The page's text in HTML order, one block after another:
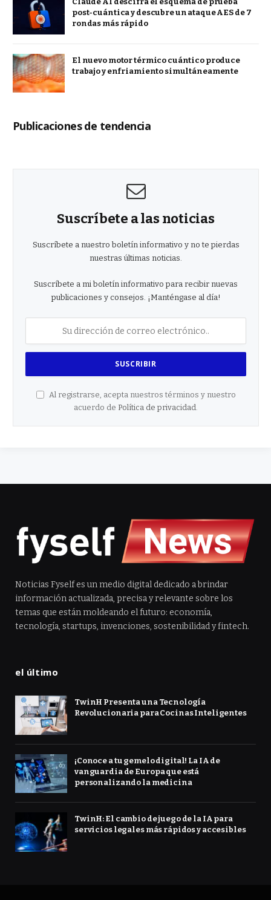
post-cuántica y descubre un ataque AES de 7
rondas más rápido
El nuevo motor térmico cuántico produce
trabajo y enfriamiento simultáneamente
Publicaciones de tendencia
Suscríbete a las noticias
Suscríbete a nuestro boletín informativo y no te pierdas
nuestras últimas noticias.
Suscríbete a mi boletín informativo para recibir nuevas
publicaciones y consejos. ¡Manténgase al día!
Al registrarse, acepta nuestros términos y nuestro
acuerdo de Política de privacidad.
Noticias Fyself es un medio digital dedicado a brindar
información actualizada, precisa y relevante sobre los
temas que están moldeando el futuro: economía,
tecnología, startups, invenciones, sostenibilidad y fintech.
el último
TwinH Presenta una Tecnología
Revolucionaria para Cocinas Inteligentes
¡Conoce a tu gemelo digital! La IA de
vanguardia de Europa que está
personalizando la medicina
TwinH: El cambio de juego de la IA para
servicios legales más rápidos y accesibles